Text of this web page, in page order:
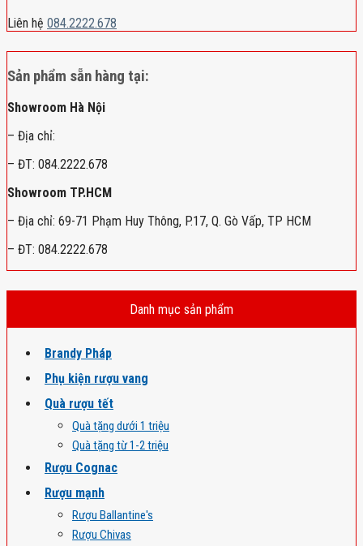
Liên hệ 084.2222.678
Sản phẩm sẵn hàng tại:
Showroom Hà Nội
– Địa chỉ:
– ĐT: 084.2222.678
Showroom TP.HCM
– Địa chỉ: 69-71 Phạm Huy Thông, P.17, Q. Gò Vấp, TP HCM
– ĐT: 084.2222.678
Danh mục sản phẩm
Brandy Pháp
Phụ kiện rượu vang
Quà rượu tết
Quà tặng dưới 1 triệu
Quà tặng từ 1-2 triệu
Rượu Cognac
Rượu mạnh
Rượu Ballantine's
Rượu Chivas